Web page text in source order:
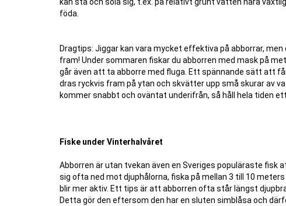
föda.
Dragtips: Jiggar kan vara mycket effektiva på abborrar,
fram! Under sommaren fiskar du abborren med mask på
går även att ta abborre med fluga. Ett spännande sätt att
dras ryckvis fram på ytan och skvätter upp små skurar av
kommer snabbt och oväntat underifrån, så håll hela tiden
Fiske under Vinterhalvåret
Abborren är utan tvekan även en Sveriges populäraste fisk
sig ofta ned mot djuphålorna, fiska på mellan 3 till 10
blir mer aktiv. Ett tips är att abborren ofta står längst
Detta gör den eftersom den har en sluten simblåsa och